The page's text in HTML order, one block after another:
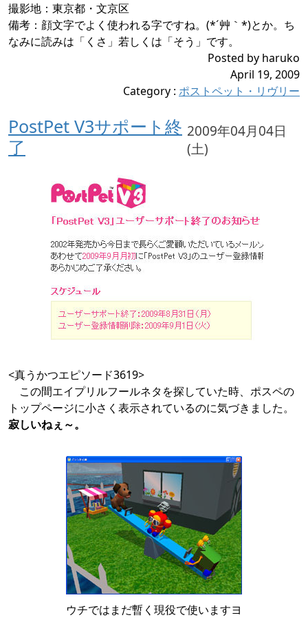
撮影地：東京都・文京区
備考：顔文字でよく使われる字ですね。(*´艸｀*)とか。ち
なみに読みは「くさ」若しくは「そう」です。
Posted by haruko
April 19, 2009
Category : ポストペット・リヴリー
PostPet V3サポート終
了
2009年04月04日
(土)
<真うかつエピソード3619>
この間エイプリルフールネタを探していた時、ポスペの
トップページに小さく表示されているのに気づきました。
寂しいねぇ～。
ウチではまだ暫く現役で使いますヨ